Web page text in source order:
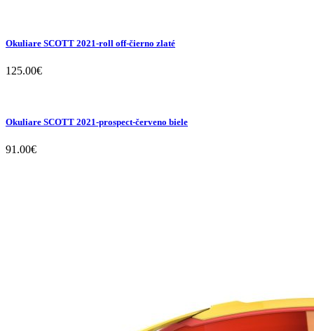
Okuliare SCOTT 2021-roll off-čierno zlaté
125.00€
Okuliare SCOTT 2021-prospect-červeno biele
91.00€